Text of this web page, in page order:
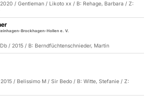
/ Gentleman / Likoto xx / B: Rehage, Barbara / Z:
Brockhagen-Hollen e. V.
/ 2015 / B: Berndfüchtenschnieder, Martin
/ Belissimo M / Sir Bedo / B: Witte, Stefanie / Z: